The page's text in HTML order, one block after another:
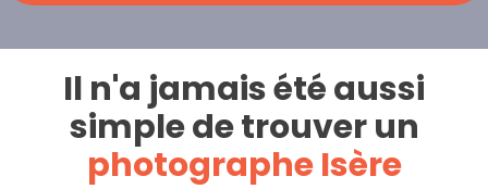
Il n'a jamais été aussi
simple de trouver un
photographe Isère